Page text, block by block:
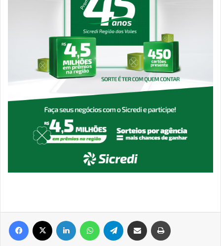
Facebook Linkedin WhatsAppTelegram Compartilhar via e-mail